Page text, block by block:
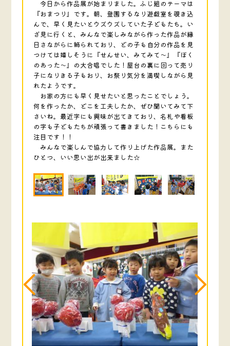
今日から作品展が始まりました。ふじ組のテーマは
『おまつり』です。朝、登園するなり遊戯室を覗き込
んで、早く見たいとウズウズしていた子どもたち。い
ざ見に行くと、みんなで楽しみながら作った作品が縁
日さながらに飾られており、どの子も自分の作品を見
つけては嬉しそうに『せんせい、みてみて～』『ぼく
のあった～』の大合唱でした！屋台の裏に回って売り
子になりきる子もおり、お祭り気分を満喫しながら見
れたようです。
お家の方にも早く見せたいと思ったことでしょう。
何を作ったか、どこを工夫したか、ぜひ聞いてみて下
さいね。最近字にも興味が出てきており、名札や看板
の字も子どもたちが頑張って書きました！こちらにも
注目です！！
みんなで楽しんで協力して作り上げた作品展。また
ひとつ、いい思い出が出来ました☆